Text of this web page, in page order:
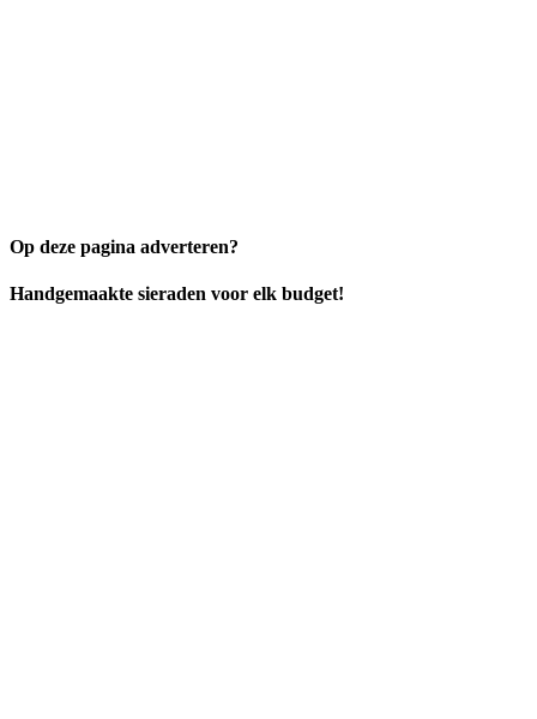
Op deze pagina adverteren?
Handgemaakte sieraden voor elk budget!